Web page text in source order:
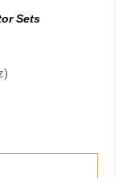
Sets